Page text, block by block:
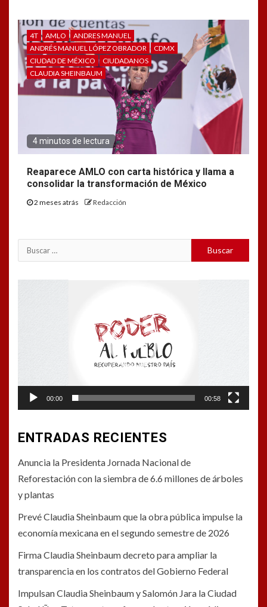
4T AMLO
ANDRES MANUEL
ANDRÉS MANUEL LÓPEZ OBRADOR
CDMX
CIUDAD DE MÉXICO
CIUDADANOS
CLAUDIA SHEINBAUM
4 minutos de lectura
Reaparece AMLO con carta histórica y llama a
consolidar la transformación de México
2 meses atrás Redacción
Buscar:
00:00 00:58
ENTRADAS RECIENTES
Anuncia la Presidenta Jornada Nacional de
Reforestación con la siembra de 6.6 millones de árboles
y plantas
Prevé Claudia Sheinbaum que la obra pública impulse la
economía mexicana en el segundo semestre de 2026
Firma Claudia Sheinbaum decreto para ampliar la
transparencia en los contratos del Gobierno Federal
Impulsan Claudia Sheinbaum y Salomón Jara la Ciudad